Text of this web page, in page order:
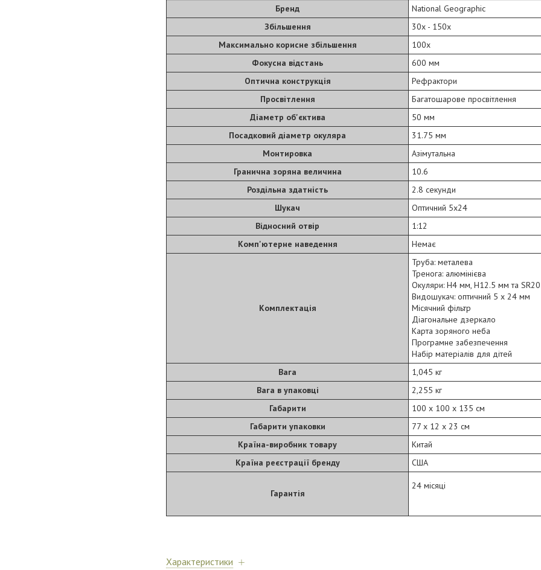
Бренд
National Geographic
Збільшення
30x - 150x
Максимально корисне збільшення
100х
Фокусна відстань
600 мм
Оптична конструкція
Рефрактори
Просвітлення
Багатошарове просвітлення
Діаметр об'єктива
50 мм
Посадковий діаметр окуляра
31.75 мм
Монтировка
Азімутальна
Гранична зоряна величина
10.6
Роздільна здатність
2.8 секунди
Шукач
Оптичний 5х24
Відносний отвір
1:12
Комп'ютерне наведення
Немає
Комплектація
Труба: металева
Тренога: алюмінієва
Окуляри: H4 мм, H12.5 мм та
Видошукач: оптичний 5 х 24 мм
Місячний фільтр
Діагональне дзеркало
Карта зоряного неба
Програмне забезпечення
Набір матеріалів для дітей
Вага
1,045 кг
Вага в упаковці
2,255 кг
Габарити
100 х 100 х 135 см
Габарити упаковки
77 х 12 х 23 см
Країна-виробник товару
Китай
Країна реєстрації бренду
США
Гарантія
24 місяці
Характеристики